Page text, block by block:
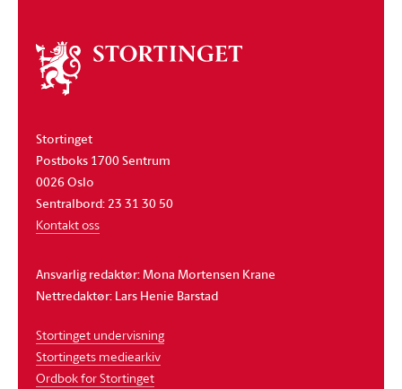
Om
stortinget
Stortinget
Postboks 1700 Sentrum
0026 Oslo
Sentralbord: 23 31 30 50
Kontakt oss
Ansvarlig redaktør: Mona Mortensen Krane
Nettredaktør: Lars Henie Barstad
Stortinget undervisning
Stortingets mediearkiv
Ordbok for Stortinget